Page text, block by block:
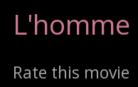
L'homme
Rate this movie